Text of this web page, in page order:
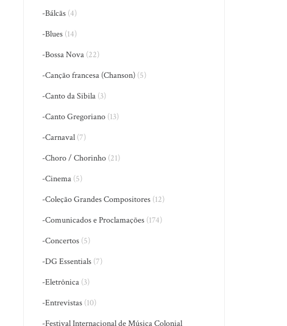
-Bálcãs (4)
-Blues (14)
-Bossa Nova (22)
-Canção francesa (Chanson) (5)
-Canto da Sibila (3)
-Canto Gregoriano (13)
-Carnaval (7)
-Choro / Chorinho (21)
-Cinema (5)
-Coleção Grandes Compositores (12)
-Comunicados e Proclamações (174)
-Concertos (5)
-DG Essentials (7)
-Eletrônica (3)
-Entrevistas (10)
-Festival Internacional de Música Colonial